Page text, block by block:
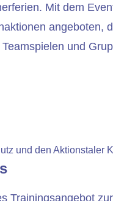
Mit dem
angeboten,
und
Trainingsangebot